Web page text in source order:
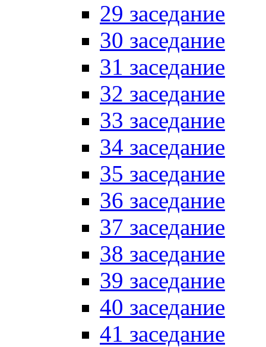
29 заседание
30 заседание
31 заседание
32 заседание
33 заседание
34 заседание
35 заседание
36 заседание
37 заседание
38 заседание
39 заседание
40 заседание
41 заседание